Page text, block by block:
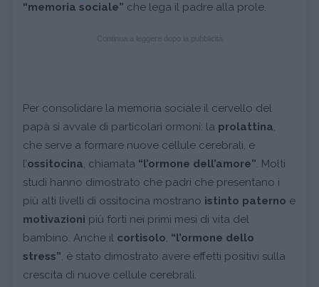
“memoria sociale” che lega il padre alla prole.
Per consolidare la memoria sociale il cervello del
papà si avvale di particolari ormoni: la prolattina,
che serve a formare nuove cellule cerebrali, e
l’ossitocina, chiamata “l’ormone dell’amore”. Molti
studi hanno dimostrato che padri che presentano i
più alti livelli di ossitocina mostrano istinto paterno e
motivazioni più forti nei primi mesi di vita del
bambino. Anche il cortisolo, “l’ormone dello
stress”, è stato dimostrato avere effetti positivi sulla
crescita di nuove cellule cerebrali.